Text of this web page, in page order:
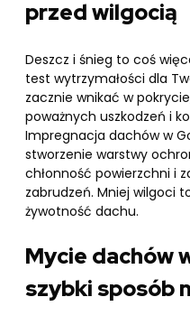
przed wilgocią
Deszcz i śnieg to coś
test wytrzymałości dla
zacznie wnikać w
poważnych uszkodzeń i
Impregnacja dachów w
stworzenie warstwy
chłonność powierzchni i
zabrudzeń. Mniej wilgoci
żywotność dachu.
Mycie dachów
szybki sposób